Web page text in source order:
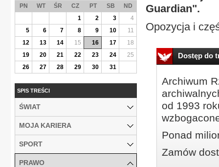
Guardian".
Opozycja i
Dostęp do
Archiwum
od 1993
Ponad
Zamów
PN WT ŚR CZ PT SB
ND
1
2 3
4
5
6 7 8 9 10
11
12
13 14 15 16 17
18
19
20 21 22 23 24
25
26
27 28 29 30 31
SPIS TREŚCI
ŚWIAT
MOJA KARIERA
SPORT
PRAWO